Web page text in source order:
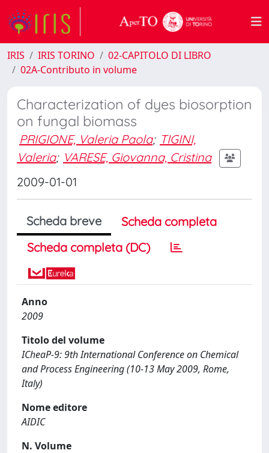
IRIS IRIS TORINO
02-CAPITOLO DI LIBRO
02A-Contributo in volume
Characterization of dyes biosorption
on fungal biomass
PRIGIONE, Valeria Paola; TIGINI,
Valeria; VARESE, Giovanna, Cristina
2009-01-01
Scheda breve
Scheda completa
Scheda completa (DC)
Anno
2009
Titolo del volume
ICheaP-9: 9th International Conference on Chemical
and Process Engineering (10-13 May 2009, Rome,
Italy)
Nome editore
AIDIC
N. Volume